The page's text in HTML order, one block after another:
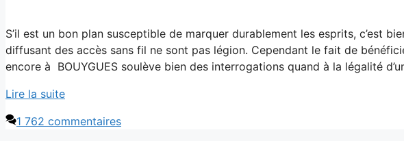
S’il est un bon plan susceptible de marquer durablement les esprits, c’est
diffusant des accès sans fil ne sont pas légion. Cependant le fait de
encore à BOUYGUES soulève bien des interrogations quand à la légalité
Lire la suite
1 762 commentaires